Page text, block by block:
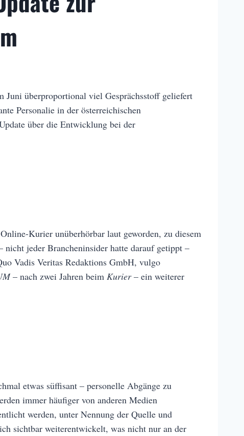
Juni überproportional viel Gesprächsstoff geliefert
Personalie in der österreichischen
über die Entwicklung bei der
Kurier unüberhörbar laut geworden, zu diesem
jeder Brancheninsider hatte darauf getippt –
Vadis Veritas Redaktions GmbH, vulgo
– nach zwei Jahren beim Kurier– ein weiterer
etwas süffisant – personelle Abgänge zu
immer häufiger von anderen Medien
werden, unter Nennung der Quelle und
sichtbar weiterentwickelt, was nicht nur an der